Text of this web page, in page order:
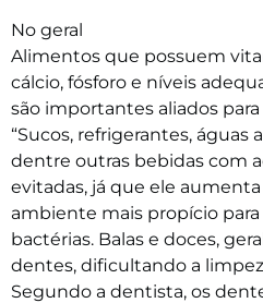
No geral
Alimentos que possuem
cálcio, fósforo e níveis
são importantes aliados
“Sucos, refrigerantes, águas
dentre outras bebidas com
evitadas, já que ele
ambiente mais propício para
bactérias. Balas e doces,
dentes, dificultando a
Segundo a dentista, os